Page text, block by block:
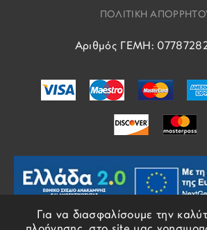
Για να διασφαλίσουμε την
ΠΟΛΙΤΙΚΗ
Αριθμός ΓΕΜΗ: